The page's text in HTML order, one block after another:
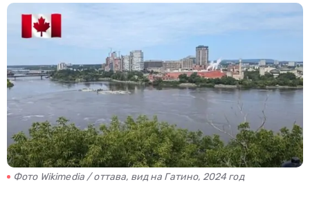
Фото Wikimedia / оттава, вид на Гатино, 2024 год